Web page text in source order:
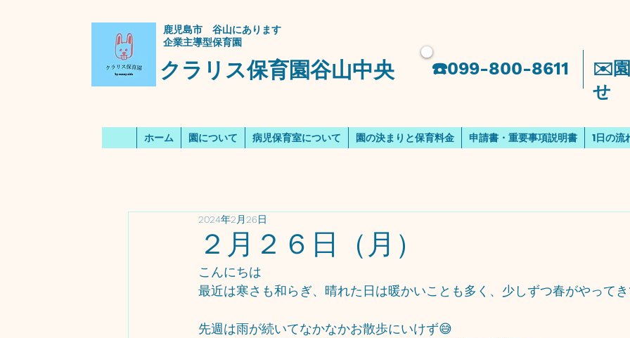
​鹿児島市 谷山にあります
企業主導型保育園
クラリス保育園谷山中央
​✉️園
せ
​☎️099-800-8611
ホーム 園について 病児保育室について 園の決まりと保育料金 申請書・重要事項説明書 1日の流
２月２６日（月）
2024年2月26日
こんにちは
最近は寒さも和らぎ、晴れた日は暖かいことも多く、少しずつ春がやってき
先週は雨が続いてなかなかお散歩にいけず😅